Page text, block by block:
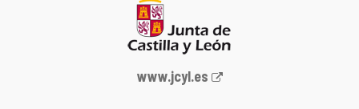
Portal
www.jcyl.es